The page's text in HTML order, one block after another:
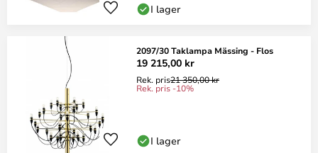
I lager
2097/30 Taklampa Mässing - Flos
19 215,00 kr
Rek. pris21 350,00 kr
Rek. pris -10%
I lager